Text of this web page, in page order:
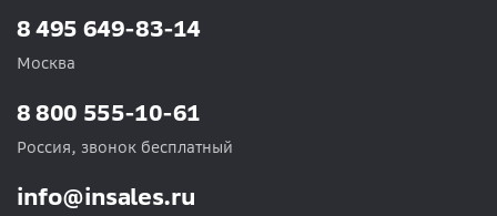
8 495 649-83-14
Москва
info@insales.ru
8 800 555-10-61
Россия, звонок бесплатный